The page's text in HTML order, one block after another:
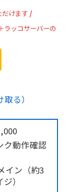
だけます /
ラッコサーバーの
る）
ク動作確認
イン（約3
）